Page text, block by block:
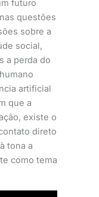
futuro
questões
sobre a
social,
a perda do
artificial
que a
existe o
direto
tona a
como tema